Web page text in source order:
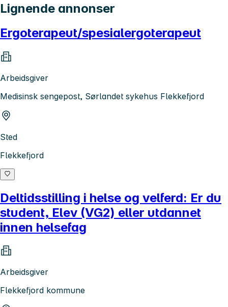
Lignende annonser
Ergoterapeut/spesialergoterapeut
Arbeidsgiver
Medisinsk sengepost, Sørlandet sykehus Flekkefjord
Sted
Flekkefjord
Deltidsstilling i helse og velferd: Er du
student, Elev (VG2) eller utdannet
innen helsefag
Arbeidsgiver
Flekkefjord kommune